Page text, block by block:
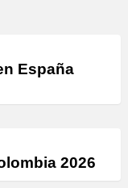
España
2026